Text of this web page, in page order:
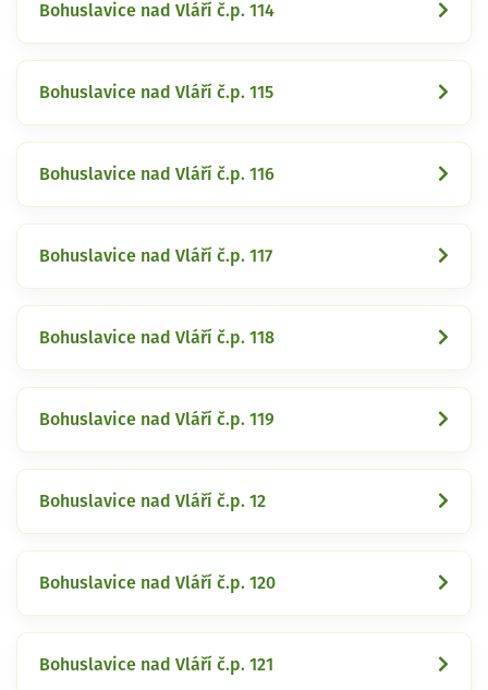
Bohuslavice nad Vláří č.p. 114
Bohuslavice nad Vláří č.p. 115
Bohuslavice nad Vláří č.p. 116
Bohuslavice nad Vláří č.p. 117
Bohuslavice nad Vláří č.p. 118
Bohuslavice nad Vláří č.p. 119
Bohuslavice nad Vláří č.p. 12
Bohuslavice nad Vláří č.p. 120
Bohuslavice nad Vláří č.p. 121